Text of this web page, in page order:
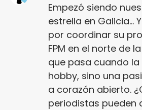
Empezó siendo
estrella en Galicia...
por coordinar su
FPM en el norte de
que pasa cuando
hobby, sino una
a corazón abierto.
periodistas pueden